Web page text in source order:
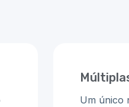
Um único